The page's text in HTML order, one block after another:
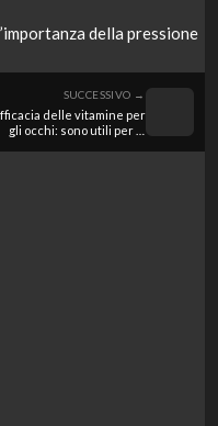
SUCCESSIVO →
delle vitamine per
gli occhi: sono utili per la